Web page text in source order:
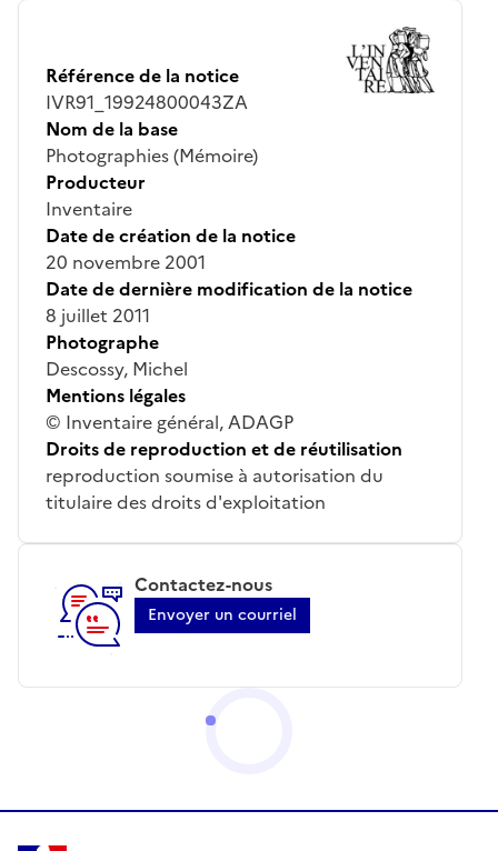
Référence de la notice
IVR91_19924800043ZA
Nom de la base
Photographies (Mémoire)
Producteur
Inventaire
Date de création de la notice
20 novembre 2001
Date de dernière modification de la notice
8 juillet 2011
Photographe
Descossy, Michel
Mentions légales
© Inventaire général, ADAGP
Droits de reproduction et de réutilisation
reproduction soumise à autorisation du
titulaire des droits d'exploitation
Contactez-nous
Envoyer un courriel